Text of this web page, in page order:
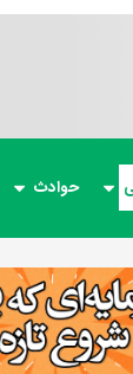
حوادث